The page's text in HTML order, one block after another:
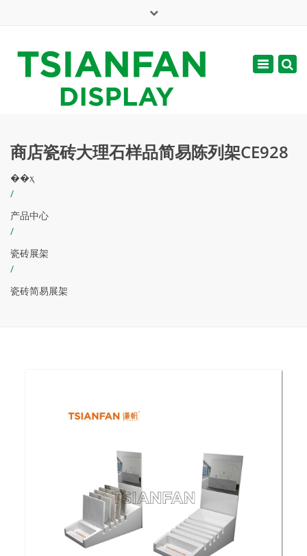
周一 - 周六: 7:00 - 17:00
Toggle
商店瓷砖大理石样品简易陈列架CE928
��ҳ
/
产品中心
/
瓷砖展架
/
瓷砖简易展架